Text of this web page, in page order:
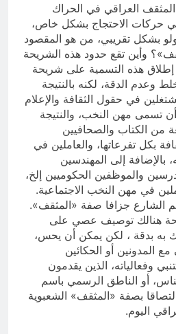
المثقف العراقي في الحراك
حركات الاحتجاج بشكل خاص،
ولو بشكل تقريبي، من هو المقصود
وأين تقع حدود هذه الشريحة
إطلاق هذه التسمية على شريحة
وعدم الدقة، لكنه بالنتيجة
في حقول الثقافة والإعلام
تسمى مهن النخب، والنتيجة
من الكتاب والصحافيين
بكل تفرعاتها، والعاملين في
بالإضافة إلى المهندسين
والموظفين الحكوميين إلخ،
في مهن النخب الاجتماعية.
الشارع جزافا صفة «المثقف».
هنالك توصيف عصي على
به بدقة ، لكن يمكن أن يحس،
المدونين أو الحكائين
وفعالياته، الذين يقدمون
أو الناطق الرسمي باسم
التصاقا بصفة «المثقف» الشعبوية
اليوم.